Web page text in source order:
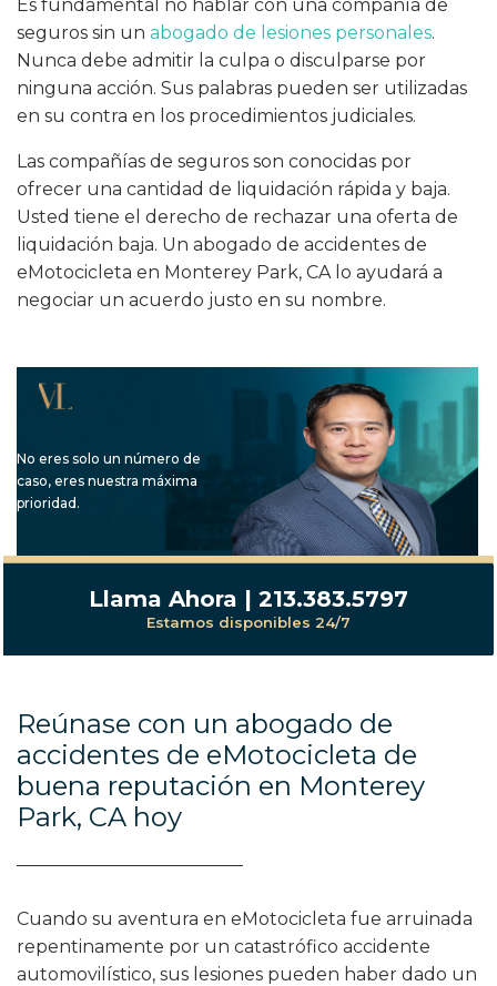
Es fundamental no hablar con una compañía de
seguros sin un abogado de lesiones personales.
Nunca debe admitir la culpa o disculparse por
ninguna acción. Sus palabras pueden ser utilizadas
en su contra en los procedimientos judiciales.
Las compañías de seguros son conocidas por
ofrecer una cantidad de liquidación rápida y baja.
Usted tiene el derecho de rechazar una oferta de
liquidación baja. Un abogado de accidentes de
eMotocicleta en Monterey Park, CA lo ayudará a
negociar un acuerdo justo en su nombre.
No eres solo un número de
caso, eres nuestra máxima
prioridad.
Llama Ahora | 213.383.5797
Estamos disponibles 24/7
Reúnase con un abogado de
accidentes de eMotocicleta de
buena reputación en Monterey
Park, CA hoy
Cuando su aventura en eMotocicleta fue arruinada
repentinamente por un catastrófico accidente
automovilístico, sus lesiones pueden haber dado un